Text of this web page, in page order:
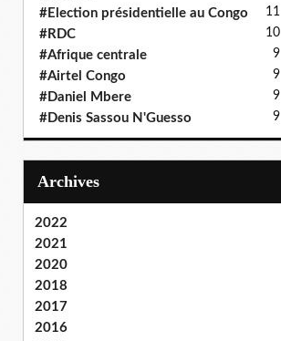
#Election présidentielle au Congo 11
#RDC 10
#Afrique centrale 9
#Airtel Congo 9
#Daniel Mbere 9
#Denis Sassou N'Guesso 9
Archives
2022
2021
2020
2018
2017
2016